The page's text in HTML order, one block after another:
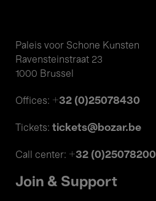
Paleis voor Schone Kunsten
Ravensteinstraat 23
1000 Brussel
Offices: +32 (0)25078430
Tickets: tickets@bozar.be
Call center: +32 (0)25078200
Join & Support